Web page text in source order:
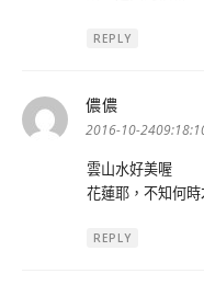
REPLY
儂儂
示:
2016-10-
雲山水好美喔
花蓮耶，不知何
REPLY